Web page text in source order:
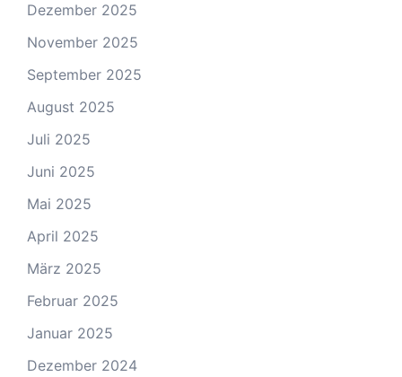
Dezember 2025
November 2025
September 2025
August 2025
Juli 2025
Juni 2025
Mai 2025
April 2025
März 2025
Februar 2025
Januar 2025
Dezember 2024